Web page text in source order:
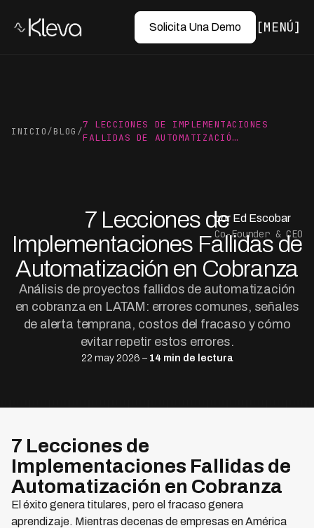
Solicita Una Demo MENÚ
INICIO/BLOG /
7 LECCIONES DE IMPLEMENTACIONES
FALLIDAS DE AUTOMATIZACIÓ…
7 Lecciones de
Implementaciones Fallidas de
Automatización en Cobranza
Análisis de proyectos fallidos de automatización
en cobranza en LATAM: errores comunes, señales
de alerta temprana, costos del fracaso y cómo
evitar repetir estos errores.
22 may 2026 – 14 min de lectura
por Ed Escobar
Co-Founder & CEO
7 Lecciones de
Implementaciones Fallidas de
Automatización en Cobranza
El éxito genera titulares, pero el fracaso genera
aprendizaje. Mientras decenas de empresas en América